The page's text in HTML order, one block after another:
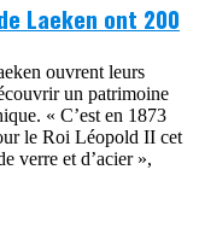
Laeken ont 200
ouvrent leurs
un patrimoine
« C’est en 1873
le Roi Léopold II cet
verre et d’acier »,